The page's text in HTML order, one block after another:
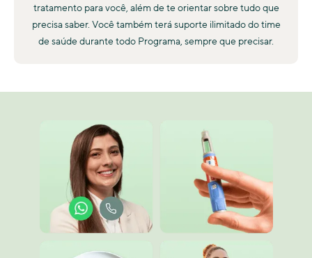
tratamento para você, além de te orientar sobre tudo que
precisa saber. Você também terá suporte ilimitado do time
de saúde durante todo Programa, sempre que precisar.